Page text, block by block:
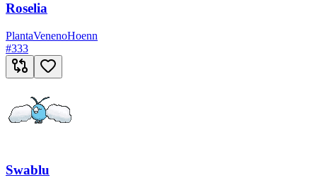
Roselia
PlantaVenenoHoenn
#333
Swablu